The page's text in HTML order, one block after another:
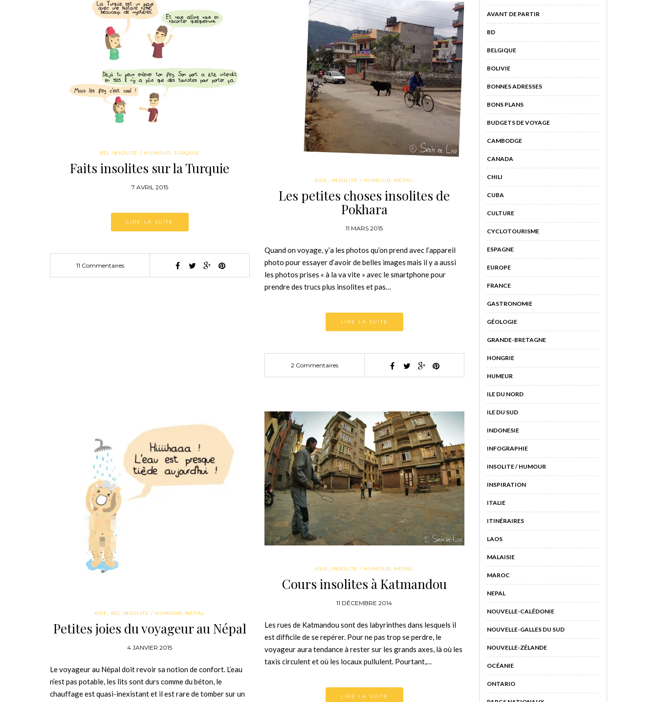
BD, INSOLITE / HUMOUR,TURQUIE
Faits insolites sur la Turquie
7 AVRIL 2015
LIRE LA SUITE
11 Commentaires
ASIE, INSOLITE / HUMOUR, NEPAL
Les petites choses insolites de
Pokhara
11 MARS 2015
Quand on voyage, y’a les photos qu’on prend avec l’appareil
photo pour essayer d’avoir de belles images mais il y a aussi
les photos prises « à la va vite » avec le smartphone pour
prendre des trucs plus insolites et pas…
LIRE LA SUITE
2 Commentaires
ASIE, BD, INSOLITE / HUMOUR, NEPAL
Petites joies du voyageur au Népal
4 JANVIER 2015
Le voyageur au Népal doit revoir sa notion de confort. L’eau
n’est pas potable, les lits sont durs comme du béton, le
chauffage est quasi-inexistant et il est rare de tomber sur un
ASIE, INSOLITE / HUMOUR, NEPAL
Cours insolites à Katmandou
11 DÉCEMBRE 2014
Les rues de Katmandou sont des labyrinthes dans lesquels il
est difficile de se repérer. Pour ne pas trop se perdre, le
voyageur aura tendance à rester sur les grands axes, là où les
taxis circulent et où les locaux pullulent. Pourtant,…
LIRE LA SUITE
AVANT DE PARTIR
BD
BELGIQUE
BOLIVIE
BONNES ADRESSES
BONS PLANS
BUDGETS DE VOYAGE
CAMBODGE
CANADA
CHILI
CUBA
CULTURE
CYCLOTOURISME
ESPAGNE
EUROPE
FRANCE
GASTRONOMIE
GÉOLOGIE
GRANDE-BRETAGNE
HONGRIE
HUMEUR
ILE DU NORD
ILE DU SUD
INDONESIE
INFOGRAPHIE
INSOLITE / HUMOUR
INSPIRATION
ITALIE
ITINÉRAIRES
LAOS
MALAISIE
MAROC
NEPAL
NOUVELLE-CALÉDONIE
NOUVELLE-GALLES DU SUD
NOUVELLE-ZÉLANDE
OCÉANIE
ONTARIO